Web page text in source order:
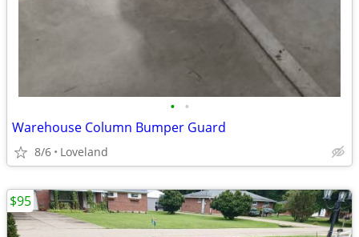
• •
Warehouse Column Bumper Guard
8/6 Loveland
$95